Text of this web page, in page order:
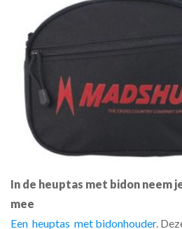
In de heuptas met bidon neem
mee
Een heuptas met bidonhouder.